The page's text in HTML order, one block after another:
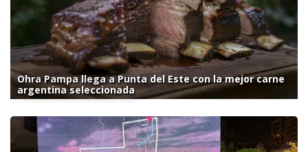
Ohra Pampa llega a Punta del Este con la mejor carne
argentina seleccionada